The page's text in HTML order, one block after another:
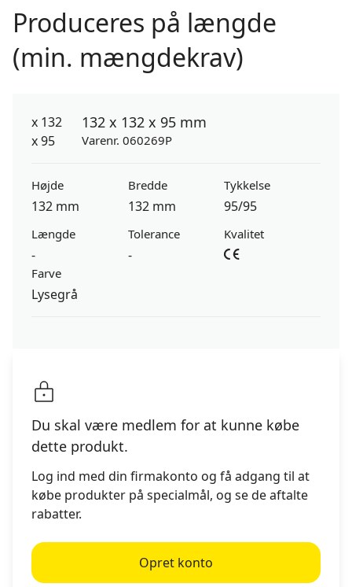
Produceres på længde
(min. mængdekrav)
132 x 132 x 95 mm
Varenr. 060269P
Højde
132 mm
Bredde
132 mm
Tykkelse
95/95
Længde
-
Tolerance
-
Kvalitet
Farve
Lysegrå
Du skal være medlem for at kunne købe
dette produkt.
Log ind med din firmakonto og få adgang til at
købe produkter på specialmål, og se de aftalte
rabatter.
Opret konto